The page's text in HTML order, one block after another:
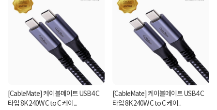
[CableMate] 케이블메이트 USB4 C
타입 8K 240W C to C 케이...
[CableMate] 케이블메이트 USB4 C
타입 8K 240W C to C 케이...